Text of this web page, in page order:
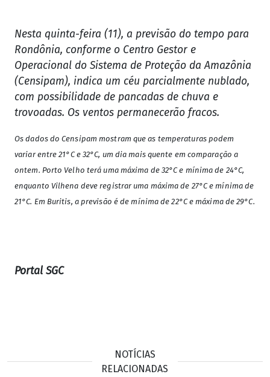
Nesta quinta-feira (11), a previsão do tempo para
Rondônia, conforme o Centro Gestor e
Operacional do Sistema de Proteção da Amazônia
(Censipam), indica um céu parcialmente nublado,
com possibilidade de pancadas de chuva e
trovoadas. Os ventos permanecerão fracos.
Os dados do Censipam mostram que as temperaturas podem
variar entre 21°C e 32°C, um dia mais quente em comparação a
ontem. Porto Velho terá uma máxima de 32°C e mínima de 24°C,
enquanto Vilhena deve registrar uma máxima de 27°C e mínima de
21°C. Em Buritis, a previsão é de mínima de 22°C e máxima de 29°C.
Portal SGC
NOTÍCIAS
RELACIONADAS